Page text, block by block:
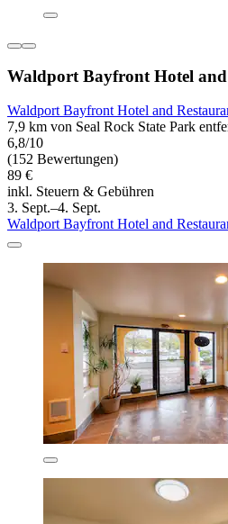
Waldport Bayfront Hotel
Waldport Bayfront Hotel and
7,9 km von Seal Rock State Park
6,8/10
(152 Bewertungen)
89 €
inkl. Steuern & Gebühren
3. Sept.–4. Sept.
Waldport Bayfront Hotel and